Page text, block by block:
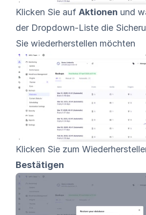
Klicken Sie auf Aktionen und
der Dropdown-Liste die
Sie wiederherstellen möchten
Klicken Sie zum
Bestätigen